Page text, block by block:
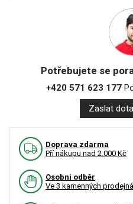
Potřebujete se
+420 571 623 177
Zaslat
Doprava zdarma
Pří nákupu nad 2.000 Kč
Osobní odběr
Ve 3 kamenných